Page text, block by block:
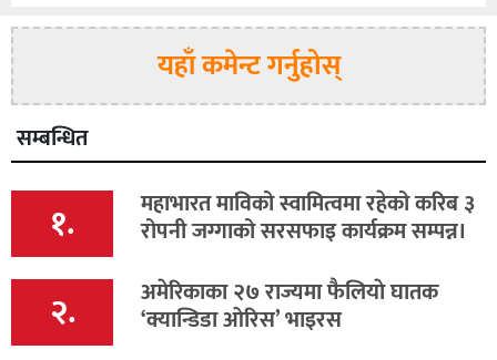
यहाँ कमेन्ट गर्नुहोस्
सम्बन्धित
१. महाभारत माविको स्वामित्वमा रहेको करिब ३
रोपनी जग्गाको सरसफाइ कार्यक्रम सम्पन्न।
२. अमेरिकाका २७ राज्यमा फैलियाे घातक
‘क्यान्डिडा ओरिस’ भाइरस